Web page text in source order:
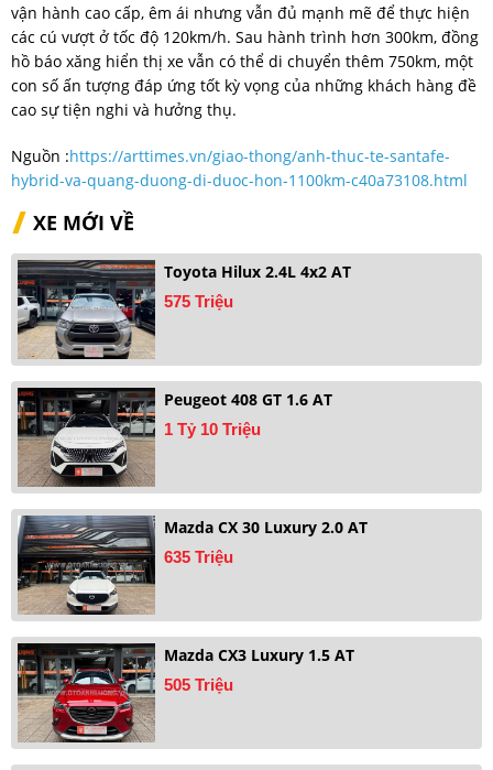
vận hành cao cấp, êm ái nhưng vẫn đủ mạnh mẽ để thực hiện
các cú vượt ở tốc độ 120km/h. Sau hành trình hơn 300km, đồng
hồ báo xăng hiển thị xe vẫn có thể di chuyển thêm 750km, một
con số ấn tượng đáp ứng tốt kỳ vọng của những khách hàng đề
cao sự tiện nghi và hưởng thụ.
Nguồn :https://arttimes.vn/giao-thong/anh-thuc-te-santafe-
hybrid-va-quang-duong-di-duoc-hon-1100km-c40a73108.html
XE MỚI VỀ
Toyota Hilux 2.4L 4x2 AT
575 Triệu
Peugeot 408 GT 1.6 AT
1 Tỷ 10 Triệu
Mazda CX 30 Luxury 2.0 AT
635 Triệu
Mazda CX3 Luxury 1.5 AT
505 Triệu